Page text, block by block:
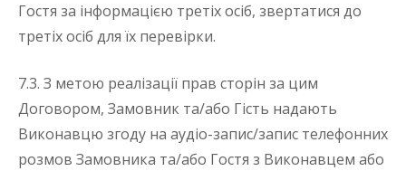
Гостя за інформацією третіх осіб, звертатися до
третіх осіб для їх перевірки.
7.3. З метою реалізації прав сторін за цим
Договором, Замовник та/або Гість надають
Виконавцю згоду на аудіо-запис/запис телефонних
розмов Замовника та/або Гостя з Виконавцем або